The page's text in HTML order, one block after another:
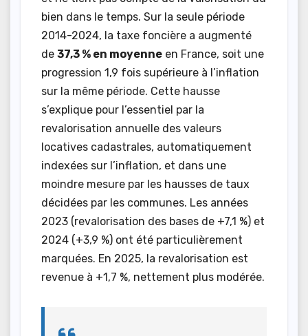
bien dans le temps. Sur la seule période
2014-2024, la taxe foncière a augmenté
de 37,3 % en moyenne en France, soit une
progression 1,9 fois supérieure à l’inflation
sur la même période. Cette hausse
s’explique pour l’essentiel par la
revalorisation annuelle des valeurs
locatives cadastrales, automatiquement
indexées sur l’inflation, et dans une
moindre mesure par les hausses de taux
décidées par les communes. Les années
2023 (revalorisation des bases de +7,1 %) et
2024 (+3,9 %) ont été particulièrement
marquées. En 2025, la revalorisation est
revenue à +1,7 %, nettement plus modérée.